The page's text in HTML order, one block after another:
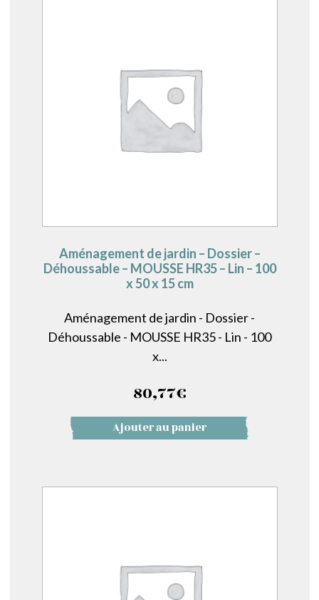
Aménagement de jardin – Dossier –
Déhoussable – MOUSSE HR35 – Lin – 100
x 50 x 15 cm
Aménagement de jardin - Dossier -
Déhoussable - MOUSSE HR35 - Lin - 100
x...
80,77€
Ajouter au panier